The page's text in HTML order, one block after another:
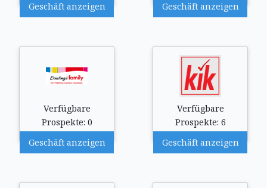
Geschäft anzeigen
Geschäft anzeigen
Verfügbare
Prospekte: 0
Geschäft anzeigen
Verfügbare
Prospekte: 6
Geschäft anzeigen